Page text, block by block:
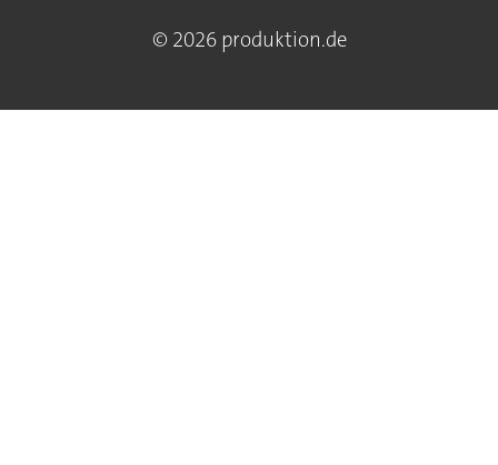
© 2026 produktion.de